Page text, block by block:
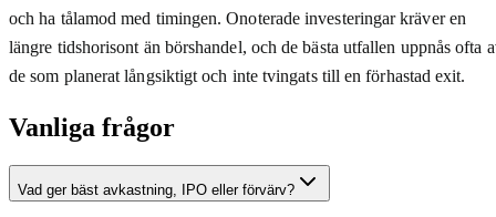
och ha tålamod med timingen. Onoterade investeringar kräver en
längre tidshorisont än börshandel, och de bästa utfallen uppnås ofta
de som planerat långsiktigt och inte tvingats till en förhastad exit.
Vanliga frågor
Vad ger bäst avkastning, IPO eller förvärv?